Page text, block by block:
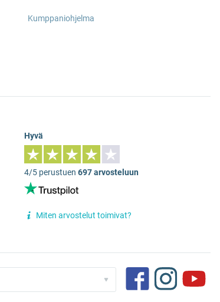
Kumppaniohjelma
Hyvä
4/5 perustuen 697 arvosteluun
Miten arvostelut toimivat?